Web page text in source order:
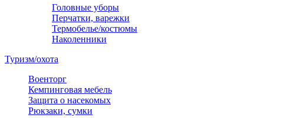
Головные уборы
Перчатки, варежки
Термобелье/костюмы
Наколенники
Туризм/охота
Военторг
Кемпинговая мебель
Защита о насекомых
Рюкзаки, сумки